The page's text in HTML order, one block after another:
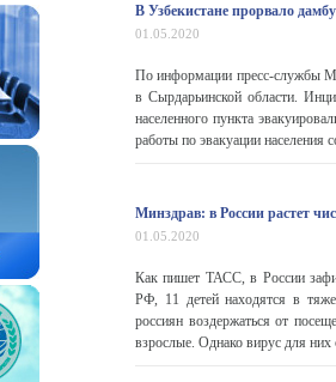
В Узбекистане прорвало
01.05.2020
По информации пресс-службы
в Сырдарьинской области.
населенного пункта
работы по эвакуации населения
Минздрав: в России растет
01.05.2020
Как пишет ТАСС, в России
РФ, 11 детей находятся в
россиян воздержаться от
взрослые. Однако вирус для